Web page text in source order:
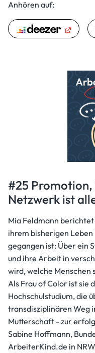
Anhören auf:
#25
Netzwerk ist
Mia Feldmann
ihrem bisherigen
gegangen ist: Über ein
und ihre Arbeit in
wird, welche Menschen
Als Frau of Color ist sie
Hochschulstudium, die
transdisziplinären Weg
Mutterschaft - zur
Sabine Hoffmann,
ArbeiterKind.de in